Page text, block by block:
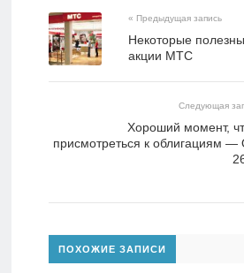
« Предыдущая запись
Некоторые
акции МТС
Следующая
Хороший момент,
присмотреться к облигациям
ПОХОЖИЕ ЗАПИСИ